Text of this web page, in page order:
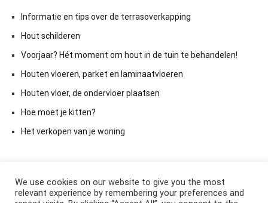
Informatie en tips over de terrasoverkapping
Hout schilderen
Voorjaar? Hét moment om hout in de tuin te behandelen!
Houten vloeren, parket en laminaatvloeren
Houten vloer, de ondervloer plaatsen
Hoe moet je kitten?
Het verkopen van je woning
We use cookies on our website to give you the most
relevant experience by remembering your preferences and